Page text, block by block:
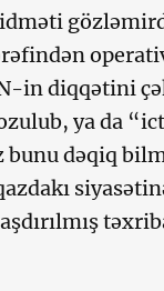
in diqqətini
ya da
bunu dəqiq